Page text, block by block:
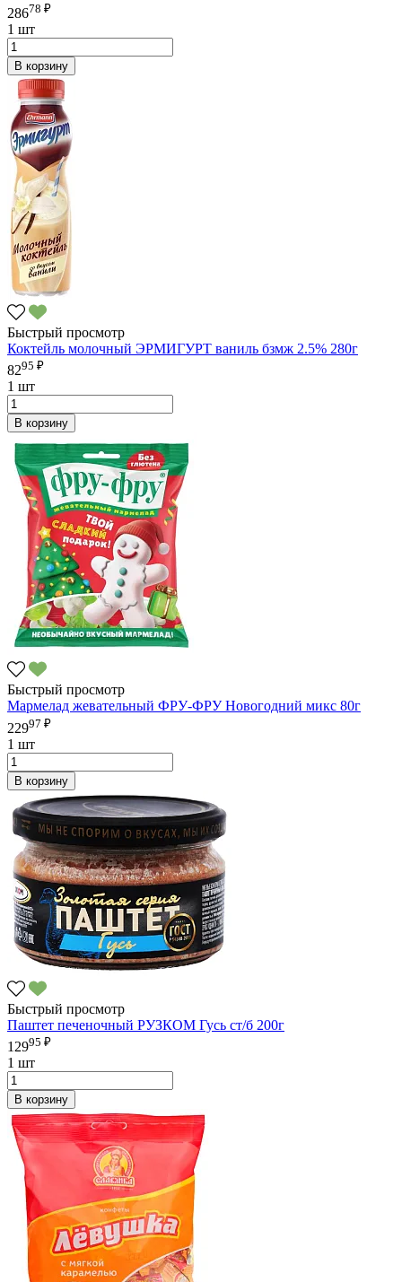
28678 ₽
1 шт
В корзину
Быстрый просмотр
Коктейль молочный ЭРМИГУРТ ваниль бзмж 2.5% 280г
8295 ₽
1 шт
В корзину
Быстрый просмотр
Мармелад жевательный ФРУ-ФРУ Новогодний микс 80г
22997 ₽
1 шт
В корзину
Быстрый просмотр
Паштет печеночный РУЗКОМ Гусь ст/б 200г
12995 ₽
1 шт
В корзину